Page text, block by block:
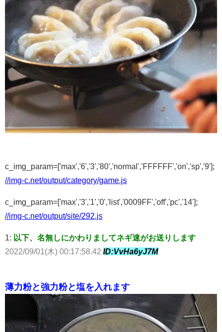
c_img_param=['max','6','3','80','normal','FFFFFF','on','sp','9'];
//img-c.net/output/category/game.js
c_img_param=['max','3','1','0','list','0009FF','off','pc','14'];
//img-c.net/output/site/292.js
1: 以下、名無しにかわりましてネギ速がお送りします
2022/09/01(木) 00:17:58.42 ID:VvHa6yJ7M
薄力粉と強力粉と塩を入れます